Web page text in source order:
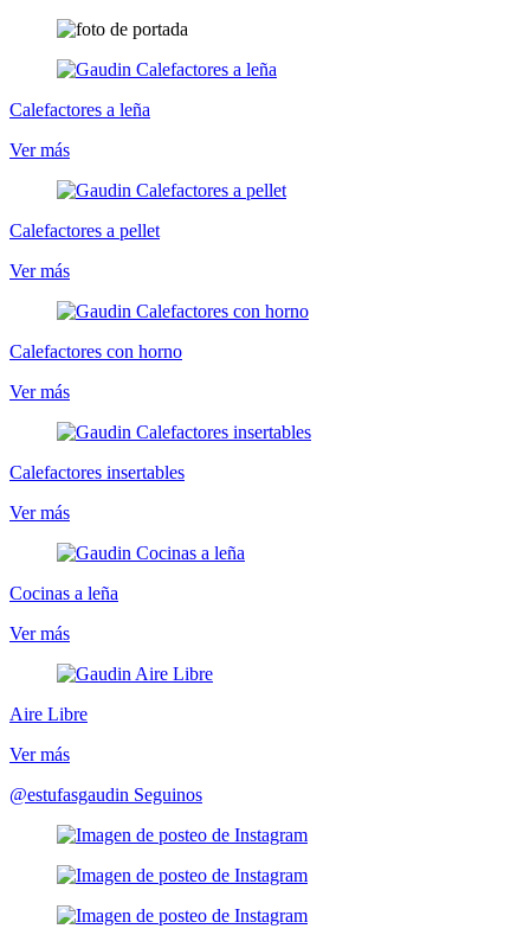
Calefactores a leña
Ver más
Calefactores a pellet
Ver más
Calefactores con horno
Ver más
Calefactores insertables
Ver más
Cocinas a leña
Ver más
Aire Libre
Ver más
@estufasgaudin Seguinos